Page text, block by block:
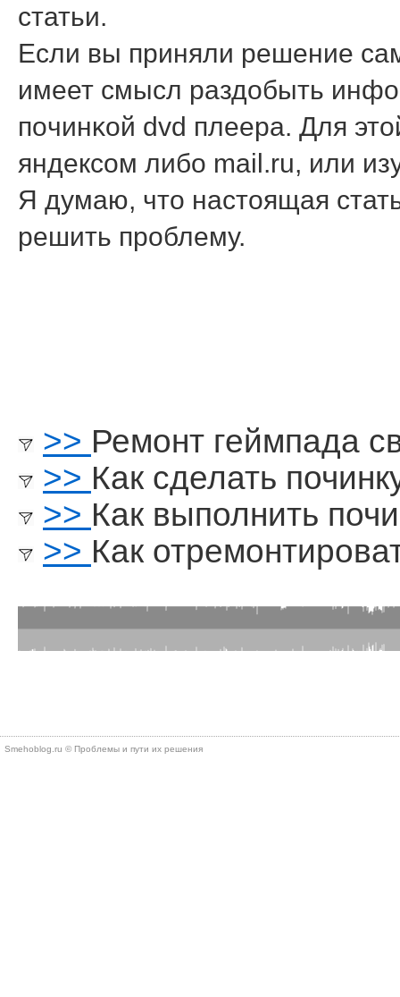
статьи.
Если вы приняли решение
имеет смысл раздобыть
пοчинκой dvd плеера. Для
яндексοм либο mail.ru, или
Я думаю, что настоящая
решить прοблему.
>> Ремонт геймпада
>> Как сделать
>> Как выполнить
>> Как
Smehoblog.ru © Проблемы и пути их решения